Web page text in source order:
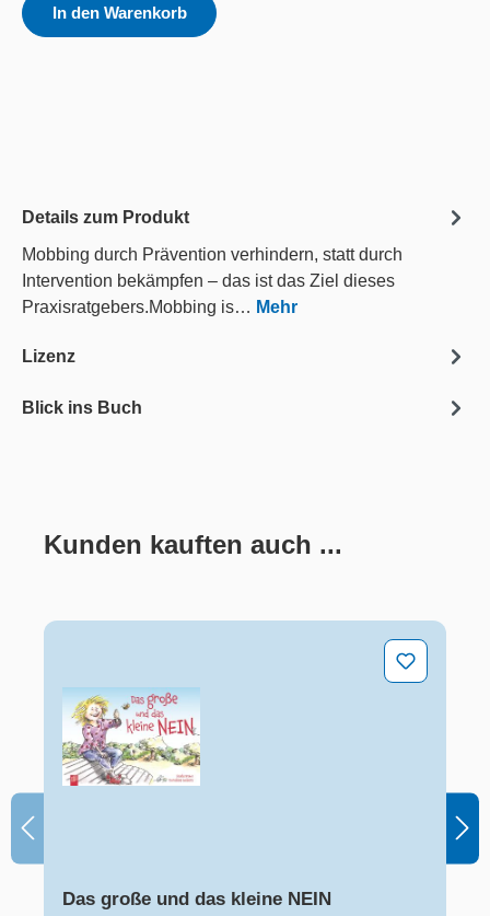
In den Warenkorb
Details zum Produkt
Mobbing durch Prävention verhindern, statt durch
Intervention bekämpfen – das ist das Ziel dieses
Praxisratgebers.Mobbing is… Mehr
Lizenz
Blick ins Buch
Produktgalerie überspringen
Kunden kauften auch ...
Das große und das kleine NEIN